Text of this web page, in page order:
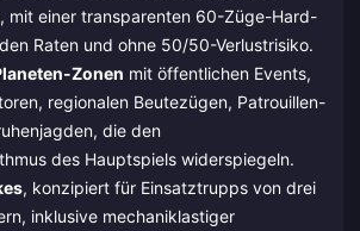
mit einer transparenten 60-Züge-Hard-
Raten und ohne 50/50-Verlustrisiko.
Zonen mit öffentlichen Events,
regionalen Beutezügen, Patrouillen-
die den
des Hauptspiels widerspiegeln.
, konzipiert für Einsatztrupps von drei
inklusive mechaniklastiger